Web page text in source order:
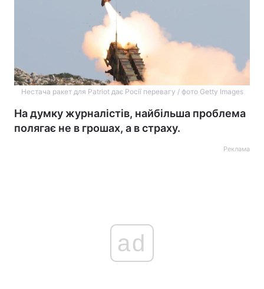
Нестача ракет для Patriot дає Росії перевагу / фото Getty Images
На думку журналістів, найбільша проблема
полягає не в грошах, а в страху.
Реклама
ad